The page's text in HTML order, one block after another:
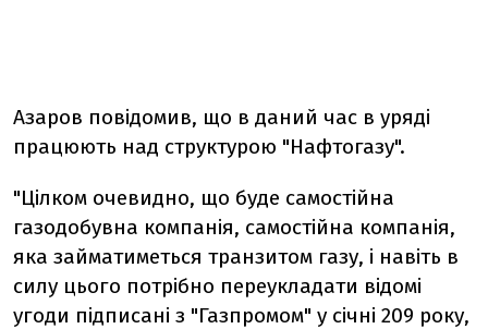
Азаров повідомив, що в даний час в уряді
працюють над структурою "Нафтогазу".
"Цілком очевидно, що буде самостійна
газодобувна компанія, самостійна компанія,
яка займатиметься транзитом газу, і навіть в
силу цього потрібно переукладати відомі
угоди підписані з "Газпромом" у січні 209 року,